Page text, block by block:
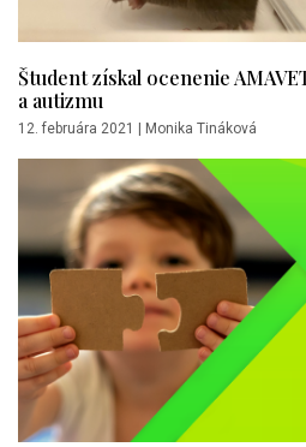
Študent získal ocenenie
a autizmu
12. februára 2021 | Monika Tináková